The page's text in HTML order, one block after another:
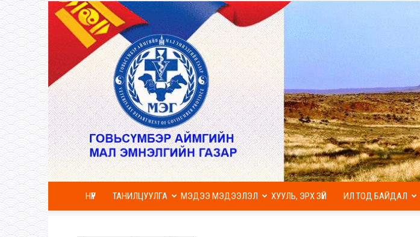
НҮҮР ТАНИЛЦУУЛГА МЭДЭЭ МЭДЭЭЛЭЛ ХУУЛЬ, ЭРХ ЗҮЙ ИЛ ТОД БАЙДАЛ